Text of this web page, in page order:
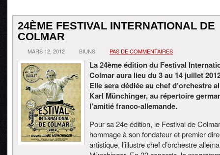
24ÈME FESTIVAL INTERNATIONAL DE
COLMAR
MARS 12, 2012 BIUNS PAS DE COMMENTAIRES
La 24ème édition du Festival
Colmar aura lieu du 3 au 14 juillet
Elle sera dédiée au chef d’orchestre
Karl Münchinger, au répertoire
l’amitié franco-allemande.
Pour sa 24e édition, le Festival de
hommage à son fondateur et premier
artistique, l’illustre chef d’orchestre